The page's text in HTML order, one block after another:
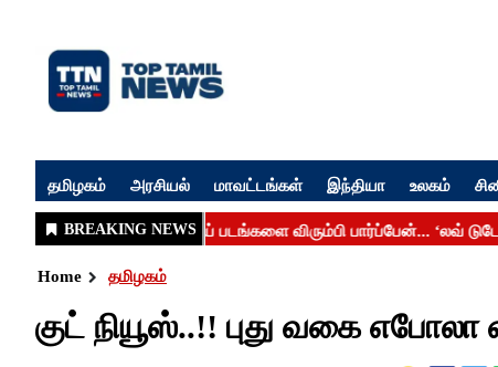
தமிழகம் அரசியல் மாவட்டங்கள் இந்தியா உலகம்
Home தமிழகம்
குட் நியூஸ்..!! புது வகை எபோலா